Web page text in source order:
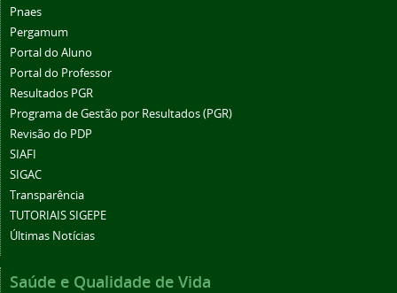
Pnaes
Pergamum
Portal do Aluno
Portal do Professor
Resultados PGR
Programa de Gestão por Resultados (PGR)
Revisão do PDP
SIAFI
SIGAC
Transparência
TUTORIAIS SIGEPE
Últimas Notícias
Saúde e Qualidade de Vida